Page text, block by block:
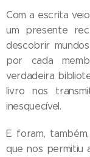
Com a escrita
um presente
descobrir
por cada
verdadeira
livro nos
inesquecível.
E foram,
que nos permitiu